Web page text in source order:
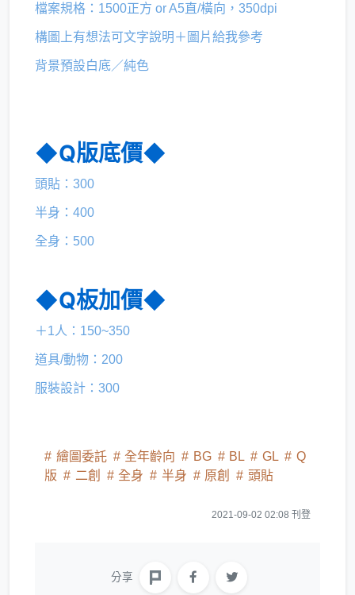
檔案規格：1500正方 or A5直/橫向，350dpi
構圖上有想法可文字說明＋圖片給我參考
背景預設白底／純色
◆Q版底價◆
頭貼：300
半身：400
全身：500
◆Q板加價◆
＋1人：150~350
道具/動物：200
服裝設計：300
繪圖委託 全年齡向 BG BL GL
Q
版
二創 全身 半身 原創 頭貼
2021-09-02 02:08 刊登
分享